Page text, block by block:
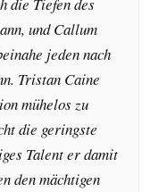
undCallum
jeden nach
Tristan Caine
mühelos zu
die geringste
Talent er damit
den mächtigen